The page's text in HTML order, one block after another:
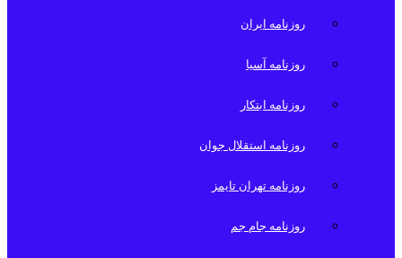
روزنامه ایران
روزنامه آسیا
روزنامه ابتکار
روزنامه استقلال جوان
روزنامه تهران تایمز
روزنامه جام جم